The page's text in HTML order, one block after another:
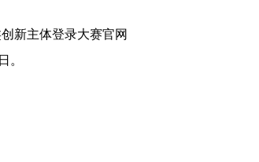
新主体登录大赛官网
。